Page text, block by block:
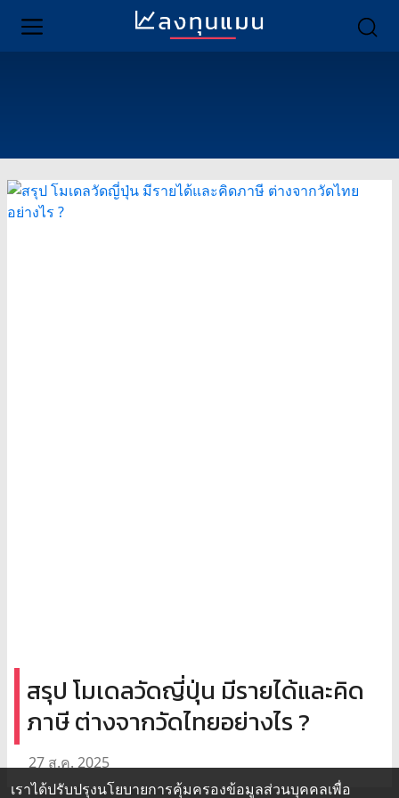
สรุป โมเดลวัดญี่ปุ่น มีรายได้และคิด
ภาษี ต่างจากวัดไทยอย่างไร ?
27 ส.ค. 2025
เราได้ปรับปรุงนโยบายการคุ้มครองข้อมูลส่วนบุคคลเพื่อ